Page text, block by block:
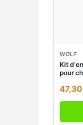
WOLF
Kit
pour